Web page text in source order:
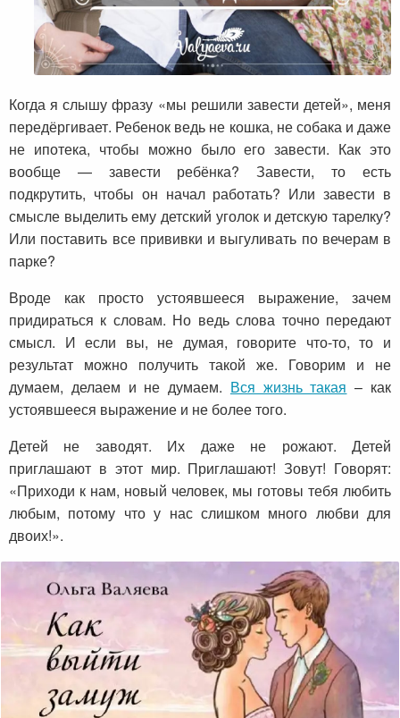
Когда я слышу фразу «мы решили завести детей», меня
передёргивает. Ребенок ведь не кошка, не собака и даже
не ипотека, чтобы можно было его завести. Как это
вообще — завести ребёнка? Завести, то есть
подкрутить, чтобы он начал работать? Или завести в
смысле выделить ему детский уголок и детскую тарелку?
Или поставить все прививки и выгуливать по вечерам в
парке?
Вроде как просто устоявшееся выражение, зачем
придираться к словам. Но ведь слова точно передают
смысл. И если вы, не думая, говорите что-то, то и
результат можно получить такой же. Говорим и не
думаем, делаем и не думаем. Вся жизнь такая – как
устоявшееся выражение и не более того.
Детей не заводят. Их даже не рожают. Детей
приглашают в этот мир. Приглашают! Зовут! Говорят:
«Приходи к нам, новый человек, мы готовы тебя любить
любым, потому что у нас слишком много любви для
двоих!».